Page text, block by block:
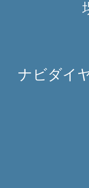
ナビダイ